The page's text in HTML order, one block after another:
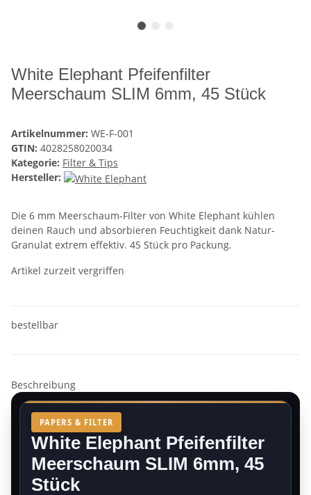
White Elephant Pfeifenfilter
Meerschaum SLIM 6mm, 45 Stück
Artikelnummer: WE-F-001
GTIN: 4028258020034
Kategorie: Filter & Tips
Hersteller:
Die 6 mm Meerschaum-Filter von White Elephant kühlen
deinen Rauch und absorbieren Feuchtigkeit dank Natur-
Granulat extrem effektiv. 45 Stück pro Packung.
Artikel zurzeit vergriffen
bestellbar
Beschreibung
PAPERS & FILTER
White Elephant Pfeifenfilter
Meerschaum SLIM 6mm, 45
Stück